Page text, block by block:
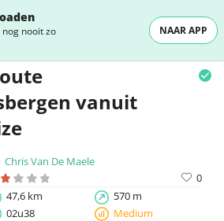
nog nooit zo
NAAR APP
vanuit
Chris Van De Maele
0
47,6 km
570 m
02u38
Medium